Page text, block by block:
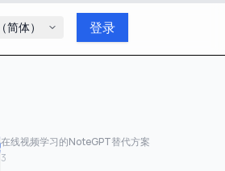
简体） 登录
在线视频学习的NoteGPT替代方案
3